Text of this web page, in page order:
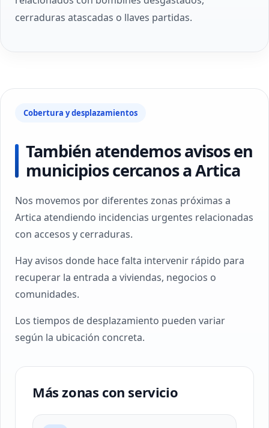
cerraduras atascadas o llaves partidas.
Cobertura y desplazamientos
También atendemos avisos en
municipios cercanos a Artica
Nos movemos por diferentes zonas próximas a
Artica atendiendo incidencias urgentes relacionadas
con accesos y cerraduras.
Hay avisos donde hace falta intervenir rápido para
recuperar la entrada a viviendas, negocios o
comunidades.
Los tiempos de desplazamiento pueden variar
según la ubicación concreta.
Más zonas con servicio